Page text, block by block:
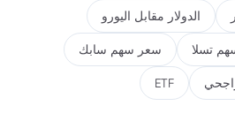
الدولار مقابل اليورو
تسلا سعر سهم سابك
ETF